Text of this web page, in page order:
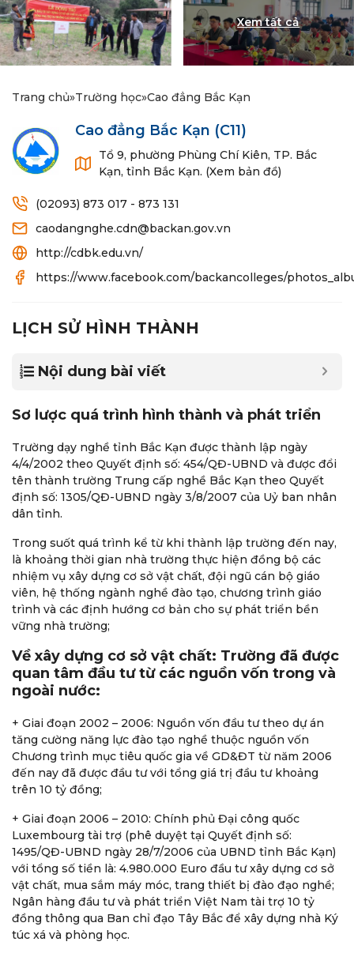
Trang chủ»Trường học»Cao đẳng Bắc Kạn
Cao đẳng Bắc Kạn (C11)
Tổ 9, phường Phùng Chí Kiên, TP. Bắc
Kạn, tỉnh Bắc Kạn. (Xem bản đồ)
(02093) 873 017 - 873 131
caodangnghe.cdn@backan.gov.vn
http://cdbk.edu.vn/
https://www.facebook.com/backancolleges/
LỊCH SỬ HÌNH THÀNH
Nội dung bài viết
Sơ lược quá trình hình thành và phát triển
Trường dạy nghề tỉnh Bắc Kạn được thành lập ngày
4/4/2002 theo Quyết định số: 454/QĐ-UBND và được đổi
tên thành trường Trung cấp nghề Bắc Kạn theo Quyết
định số: 1305/QĐ-UBND ngày 3/8/2007 của Uỷ ban nhân
dân tỉnh.
Trong suốt quá trình kể từ khi thành lập trường đến nay,
là khoảng thời gian nhà trường thực hiện đồng bộ các
nhiệm vụ xây dựng cơ sở vật chất, đội ngũ cán bộ giáo
viên, hệ thống ngành nghề đào tạo, chương trình giáo
trình và các định hướng cơ bản cho sự phát triển bền
vững nhà trường;
Về xây dựng cơ sở vật chất: Trường đã được
quan tâm đầu tư từ các nguồn vốn trong và
ngoài nước:
+ Giai đoạn 2002 – 2006: Nguồn vốn đầu tư theo dự án
tăng cường năng lực đào tạo nghề thuộc nguồn vốn
Chương trình mục tiêu quốc gia về GD&ĐT từ năm 2006
đến nay đã được đầu tư với tổng giá trị đầu tư khoảng
trên 10 tỷ đồng;
+ Giai đoạn 2006 – 2010: Chính phủ Đại công quốc
Luxembourg tài trợ (phê duyệt tại Quyết định số:
1495/QĐ-UBND ngày 28/7/2006 của UBND tỉnh Bắc Kạn)
với tổng số tiền là: 4.980.000 Euro đầu tư xây dựng cơ sở
vật chất, mua sắm máy móc, trang thiết bị đào đạo nghề;
Ngân hàng đầu tư và phát triển Việt Nam tài trợ 10 tỷ
đồng thông qua Ban chỉ đạo Tây Bắc để xây dựng nhà Ký
túc xá và phòng học.